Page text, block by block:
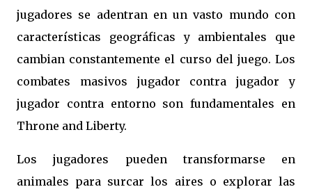
jugadores se adentran en un vasto mundo con
características geográficas y ambientales que
cambian constantemente el curso del juego. Los
combates masivos jugador contra jugador y
jugador contra entorno son fundamentales en
Throne and Liberty.
Los jugadores pueden transformarse en
animales para surcar los aires o explorar las